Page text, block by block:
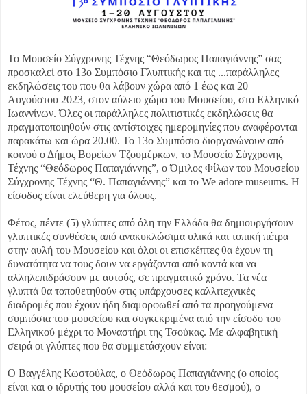
Το Μουσείο Σύγχρονης Τέχνης “Θεόδωρος Παπαγιάννης” σας
προσκαλεί στο 13ο Συμπόσιο Γλυπτικής και τις ...παράλληλες
εκδηλώσεις του που θα λάβουν χώρα από 1 έως και 20
Αυγούστου 2023, στον αύλειο χώρο του Μουσείου, στο Ελληνικό
Ιωαννίνων. Όλες οι παράλληλες πολιτιστικές εκδηλώσεις θα
πραγματοποιηθούν στις αντίστοιχες ημερομηνίες που αναφέρονται
παρακάτω και ώρα 20.00. Το 13ο Συμπόσιο διοργανώνουν από
κοινού ο Δήμος Βορείων Τζουμέρκων, το Μουσείο Σύγχρονης
Τέχνης “Θεόδωρος Παπαγιάννης”, ο Όμιλος Φίλων του Μουσείου
Σύγχρονης Τέχνης “Θ. Παπαγιάννης” και το We adore museums. Η
είσοδος είναι ελεύθερη για όλους.
Φέτος, πέντε (5) γλύπτες από όλη την Ελλάδα θα δημιουργήσουν
γλυπτικές συνθέσεις από ανακυκλώσιμα υλικά και τοπική πέτρα
στην αυλή του Μουσείου και όλοι οι επισκέπτες θα έχουν τη
δυνατότητα να τους δουν να εργάζονται από κοντά και να
αλληλεπιδράσουν με αυτούς, σε πραγματικό χρόνο. Τα νέα
γλυπτά θα τοποθετηθούν στις υπάρχουσες καλλιτεχνικές
διαδρομές που έχουν ήδη διαμορφωθεί από τα προηγούμενα
συμπόσια του μουσείου και συγκεκριμένα από την είσοδο του
Ελληνικού μέχρι το Μοναστήρι της Τσούκας. Με αλφαβητική
σειρά οι γλύπτες που θα συμμετάσχουν είναι:
Ο Βαγγέλης Κωστούλας, ο Θεόδωρος Παπαγιάννης (ο οποίος
είναι και ο ιδρυτής του μουσείου αλλά και του θεσμού), ο